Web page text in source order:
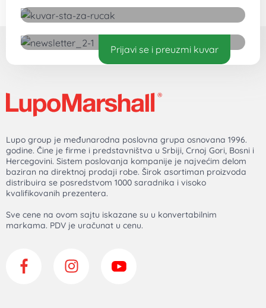
Prijavi se i preuzmi kuvar
Lupo group je međunarodna poslovna grupa osnovana 1996.
godine. Čine je firme i predstavništva u Srbiji, Crnoj Gori, Bosni i
Hercegovini. Sistem poslovanja kompanije je najvećim delom
baziran na direktnoj prodaji robe. Širok asortiman proizvoda
distribuira se posredstvom 1000 saradnika i visoko
kvalifikovanih prezentera.
Sve cene na ovom sajtu iskazane su u konvertabilnim
markama. PDV je uračunat u cenu.